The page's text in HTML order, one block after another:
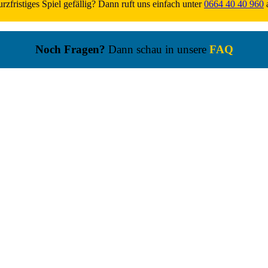
Spiel gefällig? Dann ruft uns einfach unter0664 40 40 960
Noch Fragen? Dann schau in unsere FAQ